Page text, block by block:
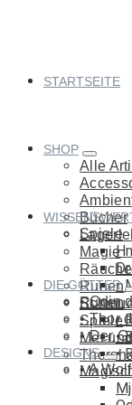
STARTSEITE
SHOP
Alle
Bücher
Magie
Runen
Spiele
Met
Spiele
Runen
DIE GÖTTER
Odin
Thor
Der
DESIGNS
A